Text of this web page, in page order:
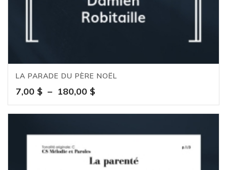
LA PARADE DU PÈRE NOËL
7,00 $ – 180,00 $Plage
de
prix :
à